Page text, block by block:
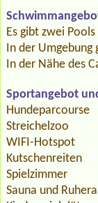
Es gibt zwei
In der Umgebung
In der Nähe des
Sportangebot
Hundeparcourse
Streichelzoo
WIFI-Hotspot
Kutschenreiten
Spielzimmer
Sauna und